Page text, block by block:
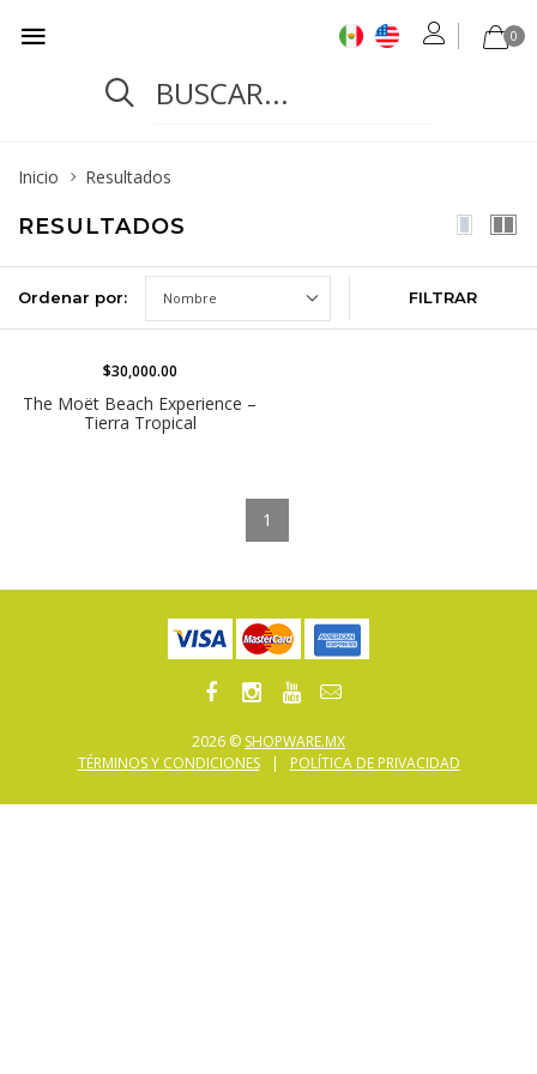
0
Inicio Resultados
RESULTADOS
Ordenar por: FILTRAR
DESTACADO
The Moët Beach Experience –
Tierra Tropical
$30,000.00
1
2026 © SHOPWARE.MX
TÉRMINOS Y CONDICIONES
| POLÍTICA DE PRIVACIDAD